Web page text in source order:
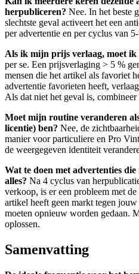
herpubliceren? Nee. In het beste
slechtste geval activeert het een
per advertentie en per cyclus van
Als ik mijn prijs verlaag, moet
per se. Een prijsverlaging > 5 %
mensen die het artikel als favoriet
advertentie favorieten heeft,
Als dat niet het geval is, combineer
Moet mijn routine veranderen
licentie) ben? Nee, de
manier voor particuliere en Pro
de weergegeven identiteit
Wat te doen met advertenties
alles? Na 4 cyclus van
verkoop, is er een probleem met
artikel heeft geen markt tegen
moeten opnieuw worden gedaan.
oplossen.
Samenvatting